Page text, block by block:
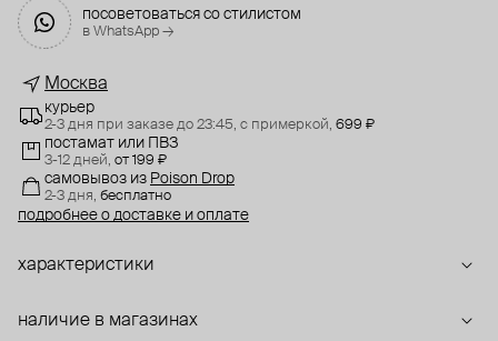
посоветоваться со стилистом
в WhatsApp →
Москва
курьер
2-3 дня при заказе до 23:45, с примеркой, 699 ₽
постамат или ПВЗ
3-12 дней, от 199 ₽
самовывоз из Poison Drop
2-3 дня, бесплатно
подробнее о доставке и оплате
характеристики
наличие в магазинах